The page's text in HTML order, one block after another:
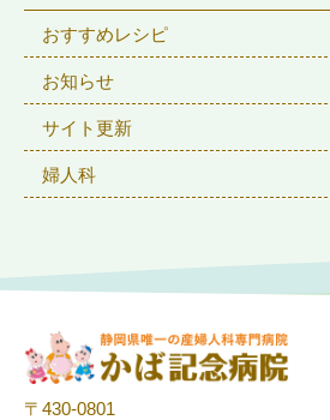
おすすめレシピ
お知らせ
サイト更新
婦人科
〒430-0801